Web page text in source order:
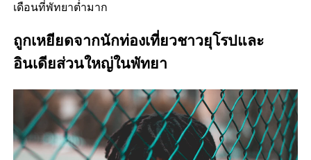
เดือนที่พัทยาต่ำมาก
ถูกเหยียดจากนักท่องเที่ยวชาวยุโรปและ
อินเดียส่วนใหญ่ในพัทยา